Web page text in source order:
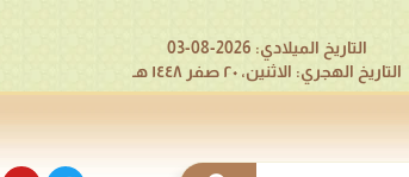
التاريخ الميلادي: 2026-08-03
التاريخ الهجري: الاثنين، ٢٠ صفر ١٤٤٨ هـ